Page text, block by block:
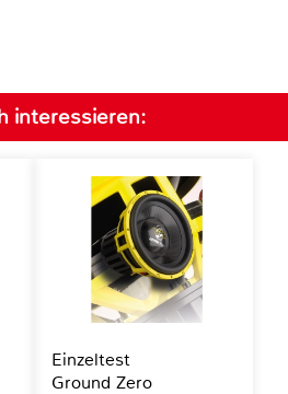
interessieren:
Einzeltest
Ground Zero